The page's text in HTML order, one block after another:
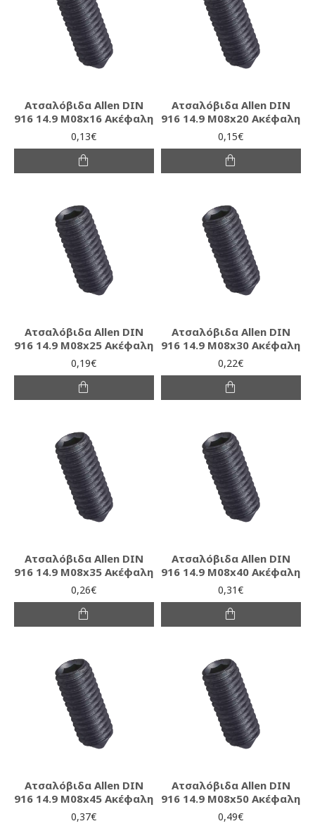
Ατσαλόβιδα Allen DIN
916 14.9 M08x16 Ακέφαλη
0,13€
Ατσαλόβιδα Allen DIN
916 14.9 M08x20 Ακέφαλη
0,15€
Ατσαλόβιδα Allen DIN
916 14.9 M08x25 Ακέφαλη
0,19€
Ατσαλόβιδα Allen DIN
916 14.9 M08x30 Ακέφαλη
0,22€
Ατσαλόβιδα Allen DIN
916 14.9 M08x35 Ακέφαλη
0,26€
Ατσαλόβιδα Allen DIN
916 14.9 M08x40 Ακέφαλη
0,31€
Ατσαλόβιδα Allen DIN
916 14.9 M08x45 Ακέφαλη
0,37€
Ατσαλόβιδα Allen DIN
916 14.9 M08x50 Ακέφαλη
0,49€